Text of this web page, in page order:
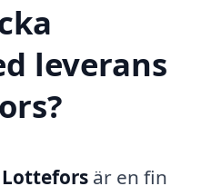
leverans
är en fin